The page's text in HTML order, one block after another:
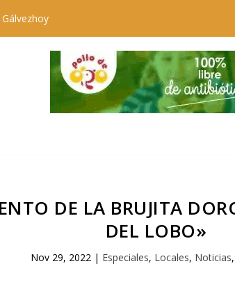
Gálvezhoy
DE LA BRUJITA
DEL LOBO»
Nov 29, 2022| Especiales, Locales, Noticias,